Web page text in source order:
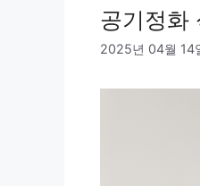
공기정화
2025년 04월 14